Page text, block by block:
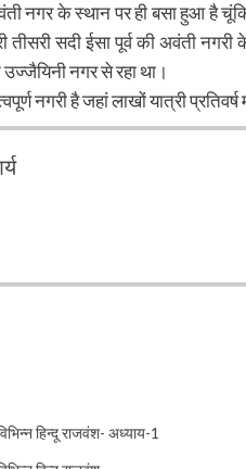
नगर के स्थान पर ही बसा हुआ है
तीसरी सदी ईसा पूर्व की अवंती
नगर से रहा था।
नगरी है जहां लाखों यात्री
हिन्दू राजवंश- अध्याय-1